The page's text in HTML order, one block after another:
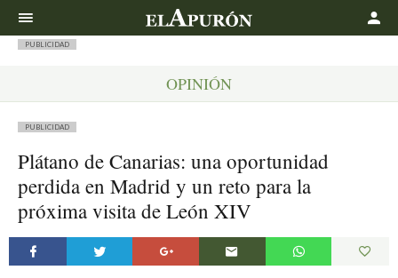
PUBLICIDAD
OPINIÓN
PUBLICIDAD
Plátano de Canarias: una oportunidad
perdida en Madrid y un reto para la
próxima visita de León XIV